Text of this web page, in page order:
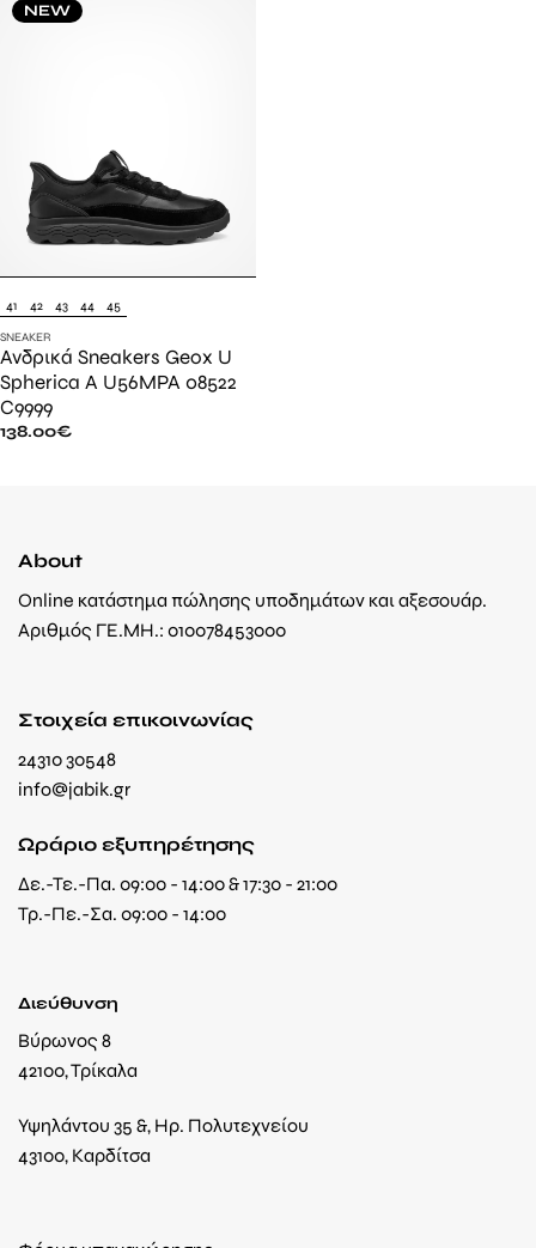
NEW
41 42 43 44 45
SNEAKER
Ανδρικά Sneakers Geox U
Spherica A U56MPA 08522
C9999
138.00€
About
Online κατάστημα πώλησης υποδημάτων και αξεσουάρ.
Αριθμός ΓΕ.ΜΗ.: 010078453000
Στοιχεία επικοινωνίας
24310 30548
info@jabik.gr
Ωράριο εξυπηρέτησης
Δε.-Τε.-Πα. 09:00 - 14:00 & 17:30 - 21:00
Τρ.-Πε.-Σα. 09:00 - 14:00
Διεύθυνση
Βύρωνος 8
42100, Τρίκαλα
Υψηλάντου 35 &, Ηρ. Πολυτεχνείου
43100, Καρδίτσα